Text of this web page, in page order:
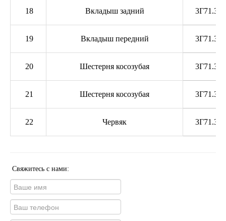
18 Вкладыш задний
19 Вкладыш передний
20 Шестерня косозубая
21 Шестерня косозубая
22 Червяк
Свяжитесь с нами: